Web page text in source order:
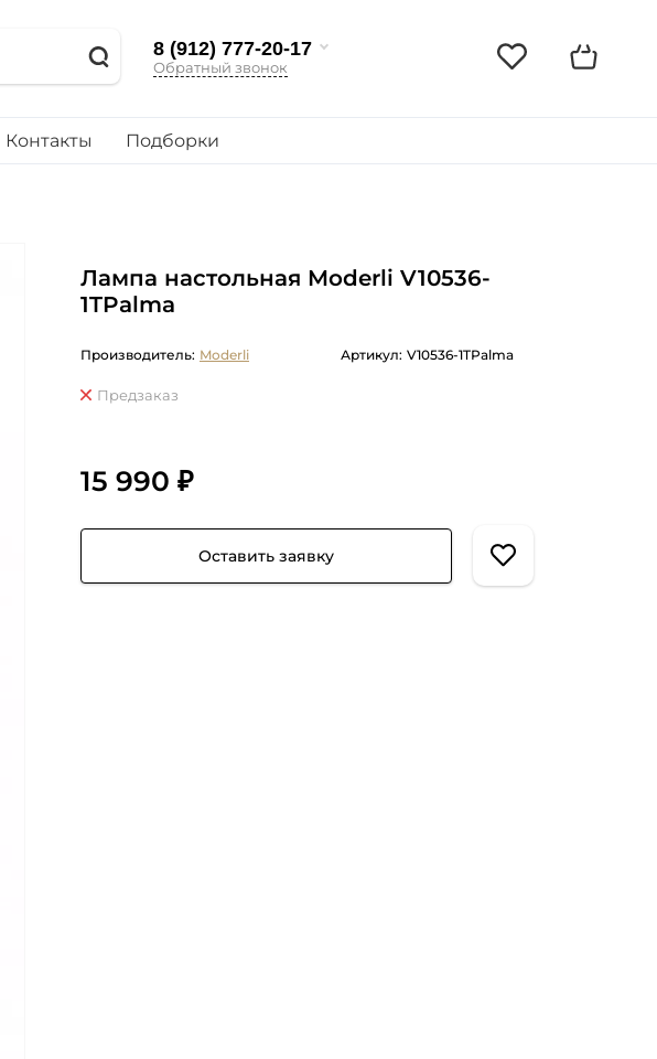
8 (912) 777-20-17
Обратный звонок
Контакты Подборки
Лампа настольная Moderli V10536-
1TPalma
Производитель: Moderli Артикул: V10536-1TPalma
Предзаказ
15 990 ₽
Оставить заявку